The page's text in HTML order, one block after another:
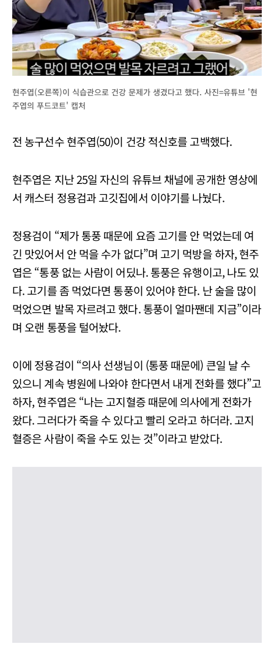
현주엽(오른쪽)이 식습관으로 건강 문제가 생겼다고 했다. 사진=유튜브 '현
주엽의 푸드코트' 캡처
전 농구선수 현주엽(50)이 건강 적신호를 고백했다.
현주엽은 지난 25일 자신의 유튜브 채널에 공개한 영상에
서 캐스터 정용검과 고깃집에서 이야기를 나눴다.
정용검이 “제가 통풍 때문에 요즘 고기를 안 먹었는데 여
긴 맛있어서 안 먹을 수가 없다”며 고기 먹방을 하자, 현주
엽은 “통풍 없는 사람이 어딨나. 통풍은 유행이고, 나도 있
다. 고기를 좀 먹었다면 통풍이 있어야 한다. 난 술을 많이
먹었으면 발목 자르려고 했다. 통풍이 얼마짼데 지금”이라
며 오랜 통풍을 털어놨다.
이에 정용검이 “의사 선생님이 (통풍 때문에) 큰일 날 수
있으니 계속 병원에 나와야 한다면서 내게 전화를 했다”고
하자, 현주엽은 “나는 고지혈증 때문에 의사에게 전화가
왔다. 그러다가 죽을 수 있다고 빨리 오라고 하더라. 고지
혈증은 사람이 죽을 수도 있는 것”이라고 받았다.